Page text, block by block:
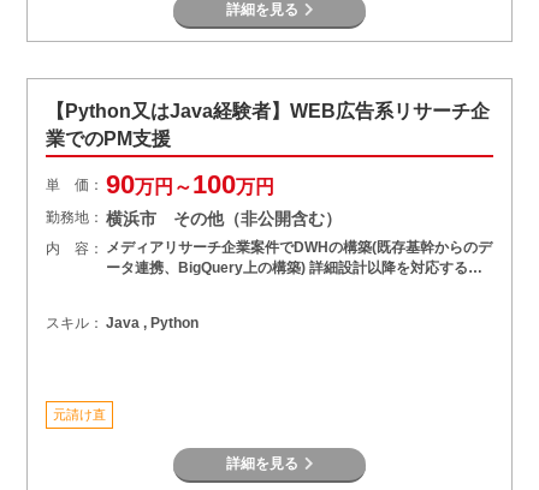
詳細を見る
【Python又はJava経験者】WEB広告系リサーチ企
業でのPM支援
単 価： 90万円～100万円
勤務地： 横浜市 その他（非公開含む）
内 容： メディアリサーチ企業案件でDWHの構築(既存基幹からのデ
ータ連携、BigQuery上の構築) 詳細設計以降を対応する…
スキル： Java , Python
元請け直
詳細を見る